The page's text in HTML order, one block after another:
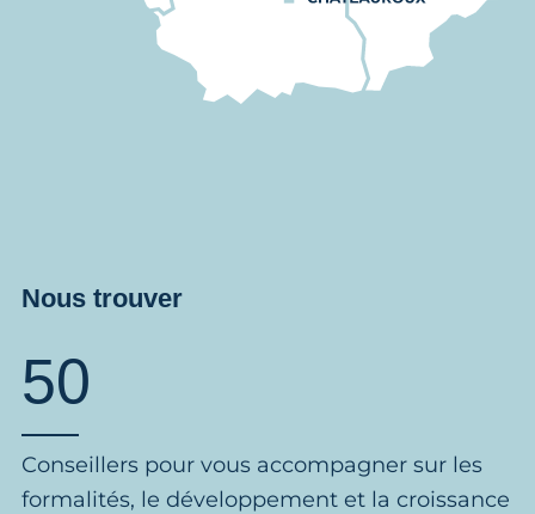
Nous trouver
50
Conseillers pour vous accompagner sur les
formalités, le développement et la croissance